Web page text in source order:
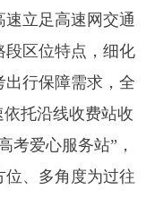
立足高速网交通
段区位特点，细化
出行保障需求，全
托沿线收费站收
考爱心服务站”，
位、多角度为过往